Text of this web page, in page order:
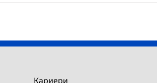
Кариери